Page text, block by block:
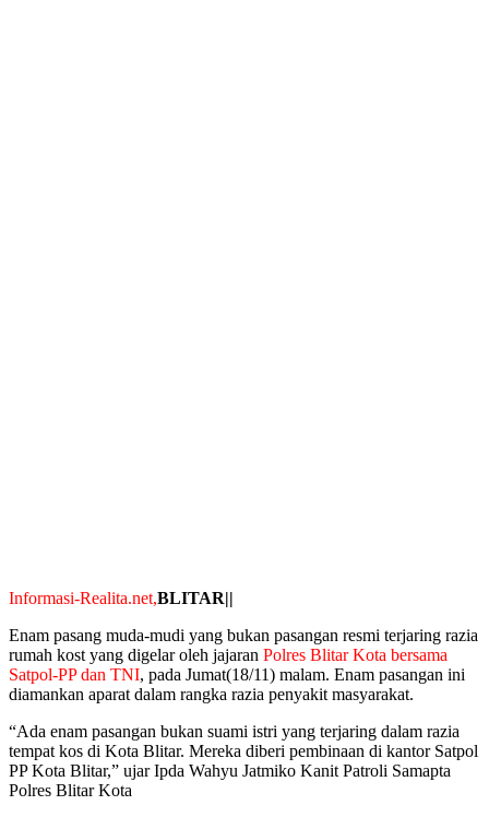
Informasi-Realita.net,BLITAR||
Enam pasang muda-mudi yang bukan pasangan resmi terjaring razia
rumah kost yang digelar oleh jajaran Polres Blitar Kota bersama
Satpol-PP dan TNI, pada Jumat(18/11) malam. Enam pasangan ini
diamankan aparat dalam rangka razia penyakit masyarakat.
“Ada enam pasangan bukan suami istri yang terjaring dalam razia
tempat kos di Kota Blitar. Mereka diberi pembinaan di kantor Satpol
PP Kota Blitar,” ujar Ipda Wahyu Jatmiko Kanit Patroli Samapta
Polres Blitar Kota